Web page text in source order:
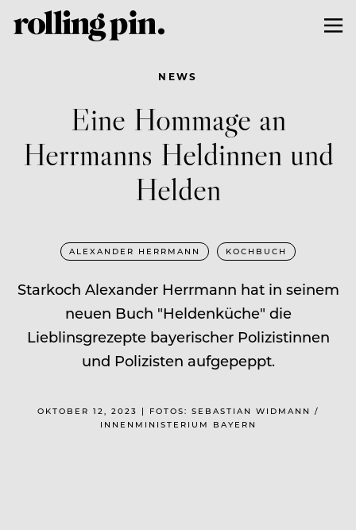
NEWS
Eine Hommage an
Herrmanns Heldinnen und
Helden
ALEXANDER HERRMANN KOCHBUCH
Starkoch Alexander Herrmann hat in seinem
neuen Buch "Heldenküche" die
Lieblinsgrezepte bayerischer Polizistinnen
und Polizisten aufgepeppt.
OKTOBER 12, 2023 | FOTOS: SEBASTIAN WIDMANN /
INNENMINISTERIUM BAYERN